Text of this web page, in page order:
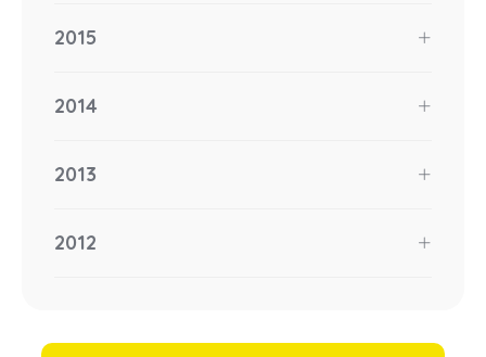
2015
2014
2013
2012